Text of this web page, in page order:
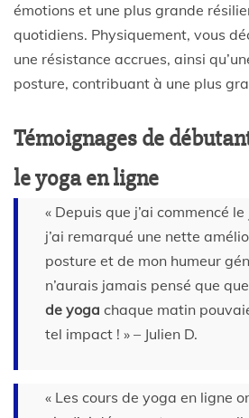
émotions et une plus grande
quotidiens. Physiquement, vous
une résistance accrues, ainsi
posture, contribuant à une plus
Témoignages de
le yoga en ligne
« Depuis que j’ai commencé le
j’ai remarqué une nette
posture et de mon humeur
n’aurais jamais pensé que
de yoga chaque matin
tel impact ! » – Julien D.
« Les cours de yoga en ligne